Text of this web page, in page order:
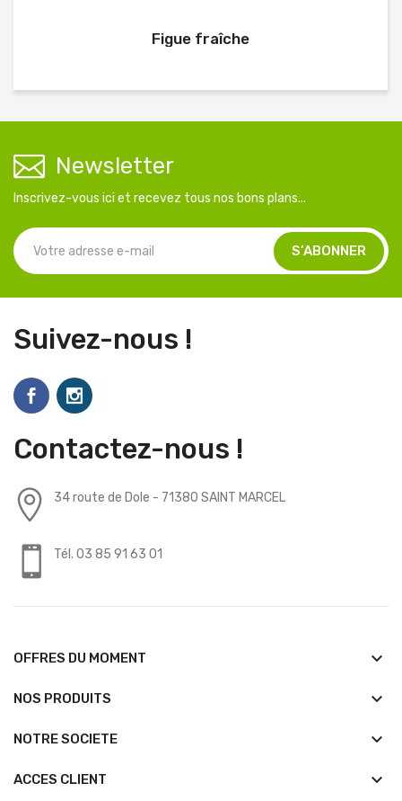
Figue fraîche
Newsletter
Inscrivez-vous ici et recevez tous nos bons plans...
Suivez-nous !
Contactez-nous !
34 route de Dole - 71380 SAINT MARCEL
Tél. 03 85 91 63 01
OFFRES DU MOMENT keyboard_arrow_down
NOS PRODUITS keyboard_arrow_down
NOTRE SOCIETE keyboard_arrow_down
ACCES CLIENT keyboard_arrow_down